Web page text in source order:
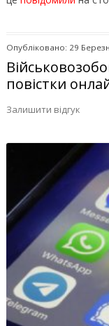
Опубліковано: 29
повістки
Залишити відгук